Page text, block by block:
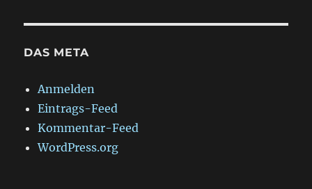
DAS META
Anmelden
Eintrags-Feed
Kommentar-Feed
WordPress.org